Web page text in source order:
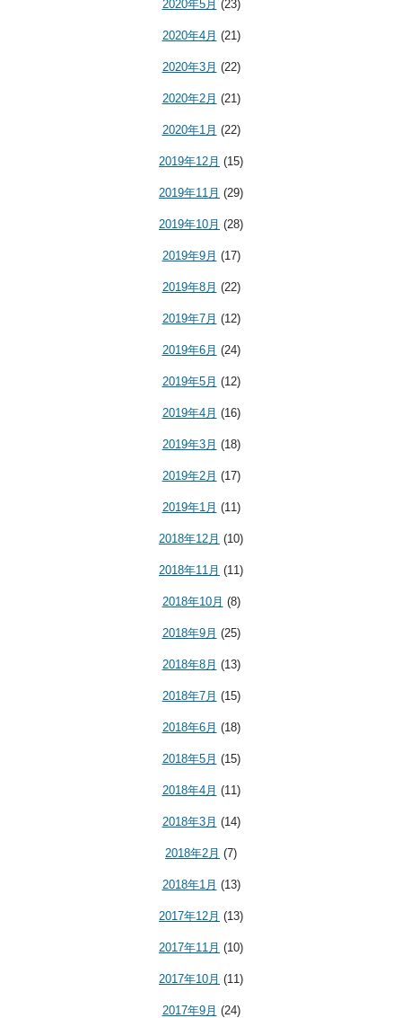
2020年5月 (23)
2020年4月 (21)
2020年3月 (22)
2020年2月 (21)
2020年1月 (22)
2019年12月 (15)
2019年11月 (29)
2019年10月 (28)
2019年9月 (17)
2019年8月 (22)
2019年7月 (12)
2019年6月 (24)
2019年5月 (12)
2019年4月 (16)
2019年3月 (18)
2019年2月 (17)
2019年1月 (11)
2018年12月 (10)
2018年11月 (11)
2018年10月 (8)
2018年9月 (25)
2018年8月 (13)
2018年7月 (15)
2018年6月 (18)
2018年5月 (15)
2018年4月 (11)
2018年3月 (14)
2018年2月 (7)
2018年1月 (13)
2017年12月 (13)
2017年11月 (10)
2017年10月 (11)
2017年9月 (24)